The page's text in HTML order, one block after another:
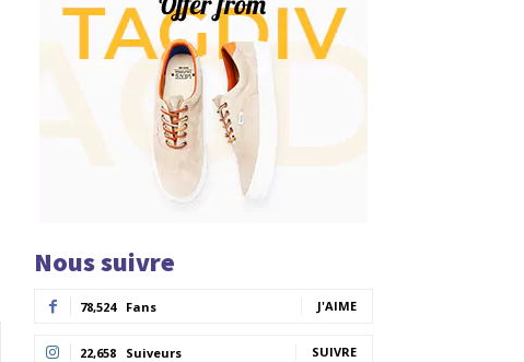
Nous suivre
78,524 Fans J'AIME
22,658 Suiveurs SUIVRE